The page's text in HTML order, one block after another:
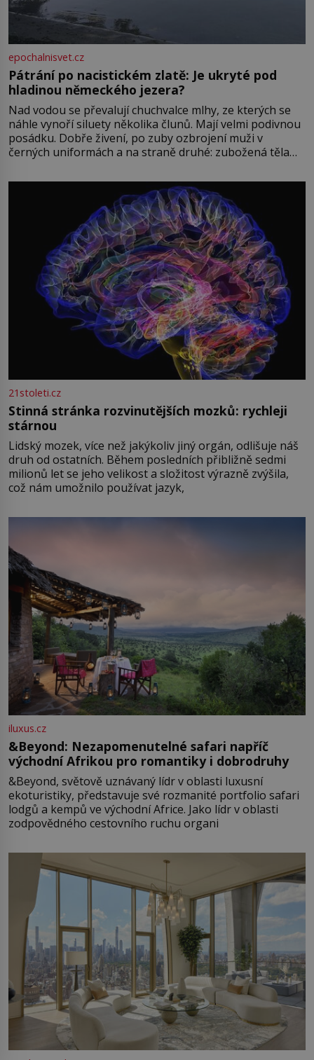
epochalnisvet.cz
Pátrání po nacistickém zlatě: Je ukryté pod
hladinou německého jezera?
Nad vodou se převalují chuchvalce mlhy, ze kterých se
náhle vynoří siluety několika člunů. Mají velmi podivnou
posádku. Dobře živení, po zuby ozbrojení muži v
černých uniformách a na straně druhé: zubožená těla
přízračná scéna znamená? Je jaro roku 1945, druhá
světová válka se chýlí ke konci. Jezero Stolpsee
21stoleti.cz
Stinná stránka rozvinutějších mozků: rychleji
stárnou
Lidský mozek, více než jakýkoliv jiný orgán, odlišuje náš
druh od ostatních. Během posledních přibližně sedmi
milionů let se jeho velikost a složitost výrazně zvýšila,
což nám umožnilo používat jazyk,
iluxus.cz
&Beyond: Nezapomenutelné safari napříč
východní Afrikou pro romantiky i dobrodruhy
&Beyond, světově uznávaný lídr v oblasti luxusní
ekoturistiky, představuje své rozmanité portfolio safari
lodgů a kempů ve východní Africe. Jako lídr v oblasti
zodpovědného cestovního ruchu organi